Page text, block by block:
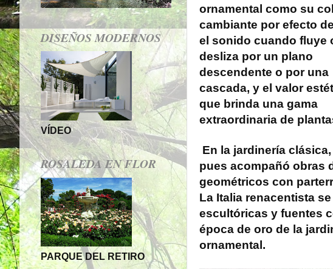
ornamental como su
cambiante por efecto
el sonido cuando fluye
desliza por un plano
descendente o por una
cascada, y el valor
que brinda una gama
extraordinaria de
En la jardinería
pues acompañó obras
geométricos con
La Italia renacentista
escultóricas y fuentes
época de oro de la
ornamental.
DISEÑOS MODERNOS
VÍDEO
ROSALEDA EN FLOR
PARQUE DEL RETIRO